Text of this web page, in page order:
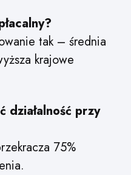
tak – średnia
krajowe
działalność przy
75%